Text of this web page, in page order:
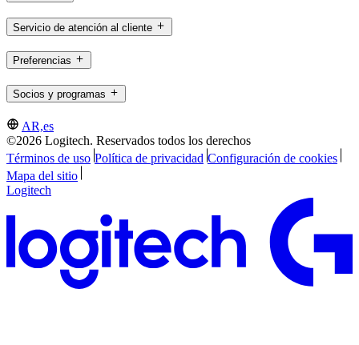
Servicio de atención al cliente
Preferencias
Socios y programas
AR,es
©2026 Logitech. Reservados todos los derechos
Términos de uso Política de privacidad Configuración de cookies
Mapa del sitio
Logitech